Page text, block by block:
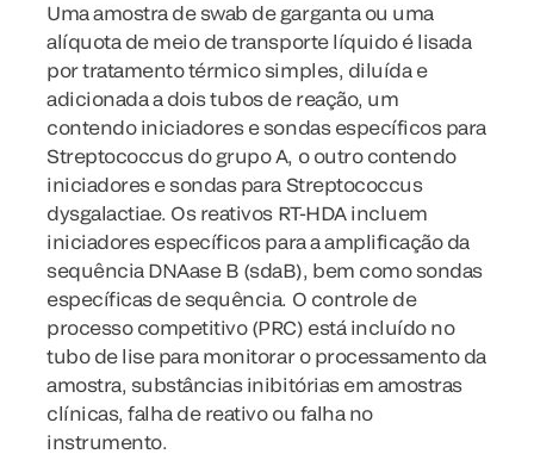
Uma amostra de swab de garganta ou uma
alíquota de meio de transporte líquido é lisada
por tratamento térmico simples, diluída e
adicionada a dois tubos de reação, um
contendo iniciadores e sondas específicos para
Streptococcus do grupo A, o outro contendo
iniciadores e sondas para Streptococcus
dysgalactiae. Os reativos RT-HDA incluem
iniciadores específicos para a amplificação da
sequência DNAase B (sdaB), bem como sondas
específicas de sequência. O controle de
processo competitivo (PRC) está incluído no
tubo de lise para monitorar o processamento da
amostra, substâncias inibitórias em amostras
clínicas, falha de reativo ou falha no
instrumento.